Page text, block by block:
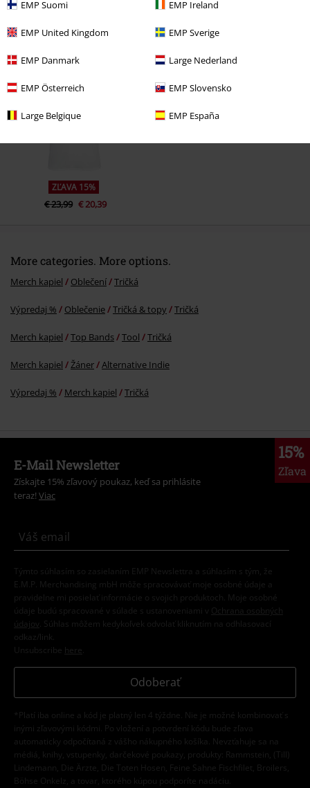
EMP Suomi EMP Ireland
EMP United Kingdom EMP Sverige
EMP Danmark Large Nederland
EMP Österreich EMP Slovensko
Large Belgique EMP España
ZĽAVA 15%
€ 23,99 € 20,39
More categories. More options.
Merch kapiel Oblečení Tričká
Výpredaj % Oblečenie Tričká & topy Tričká
Merch kapiel Top Bands Tool Tričká
Merch kapiel Žáner Alternative Indie
Výpredaj % Merch kapiel Tričká
15%
Zľava
E-Mail Newsletter
Získajte 15% zľavový poukaz, keď sa prihlásite
teraz! Viac
Týmto súhlasím so zasielaním EMP Newslettra a súhlasím s tým, že
E.M.P. Merchandising mbH môže spracovávať moje osobné údaje a
pravidelne mi posielať informácie o svojich produktoch. Moje osobné
údaje budú spracované v súlade s ustanoveniami v
Ochrana osobných
údajov
. Súhlas môžem kedykoľvek odvolať kliknutím na odhlasovací
odkaz/link.
Unsubscribe here
Odoberať
*Platí iba online a kód je platný len 4 týždne. Nie je možné kombinovať s
inými zľavovými kódmi. Po vložení a potvrdení kódu bude zľava
automaticky odpočítaná z vášho nákupného košíka. Nevzťahuje sa na
médiá, knihy, vstupenky, darčekové poukazy, produkty: Rammstein, (Till)
Lindemann, Die Ärzte, Die Toten Hosen, Feine Sahne Fischfilet, Broilers,
Böhse Onkelz, a tovar, ktorého kúpou podporíte nadáciu.